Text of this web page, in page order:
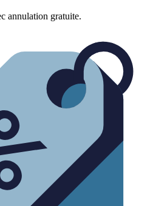
annulation gratuite.